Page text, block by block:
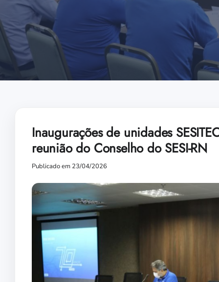
Inaugurações de unidades
reunião do Conselho do SESI-RN
Publicado em 23/04/2026